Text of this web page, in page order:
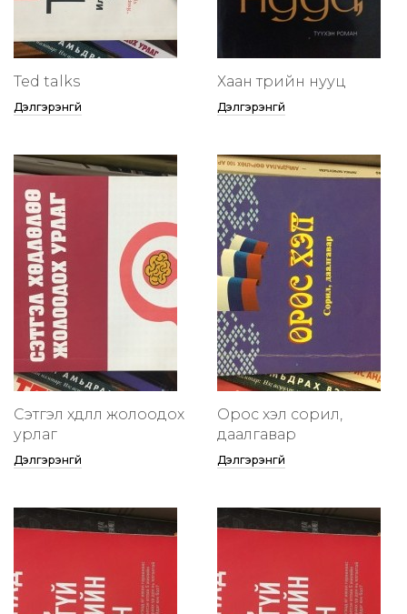
Ted talks
Дэлгэрэнгүй
Хаан төрийн нууц
Дэлгэрэнгүй
Сэтгэл хөдлөлөө жолоодох
урлаг
Дэлгэрэнгүй
Орос хэл сорил,
даалгавар
Дэлгэрэнгүй